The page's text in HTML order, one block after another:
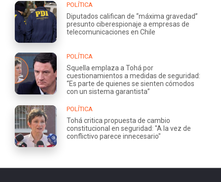
POLÍTICA
Diputados califican de “máxima gravedad”
presunto ciberespionaje a empresas de
telecomunicaciones en Chile
POLÍTICA
Squella emplaza a Tohá por
cuestionamientos a medidas de seguridad:
“Es parte de quienes se sienten cómodos
con un sistema garantista”
POLÍTICA
Tohá critica propuesta de cambio
constitucional en seguridad: "A la vez de
conflictivo parece innecesario"